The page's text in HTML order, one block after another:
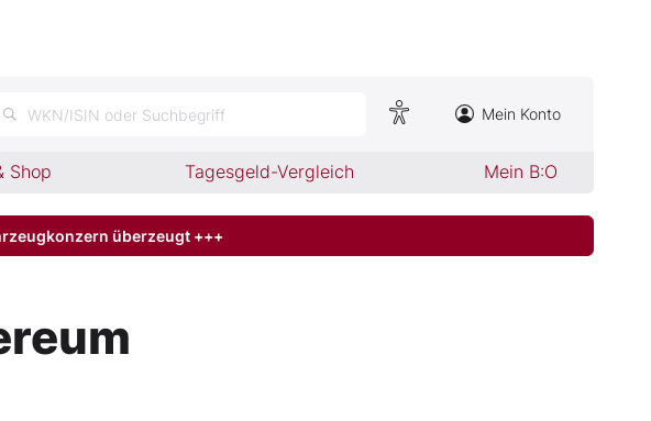
WKN/ISIN oder Suchbegriff Mein Konto
Shop Tagesgeld-Vergleich Mein B:O
überzeugt +++